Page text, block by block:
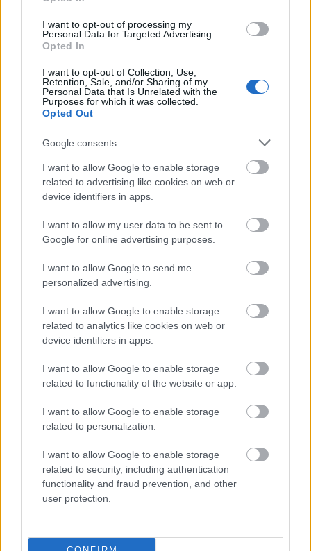
I want to opt-out of processing my
Personal Data for Targeted Advertising.
Opted In
I want to opt-out of Collection, Use,
Retention, Sale, and/or Sharing of my
Personal Data that Is Unrelated with the
Purposes for which it was collected.
Opted Out
Google consents
I want to allow Google to enable storage
related to advertising like cookies on web or
device identifiers in apps.
I want to allow my user data to be sent to
Google for online advertising purposes.
I want to allow Google to send me
personalized advertising.
I want to allow Google to enable storage
related to analytics like cookies on web or
device identifiers in apps.
I want to allow Google to enable storage
related to functionality of the website or app.
I want to allow Google to enable storage
related to personalization.
I want to allow Google to enable storage
related to security, including authentication
functionality and fraud prevention, and other
user protection.
«Το μάρκετινγκ των προϊόντων αυτών σήμερα
μοιάζει πολύ με αυτό που γνωρίσαμε πριν από 10
ατμίσματος στους νέους», δήλωσε ο Γόρχε Αλνταϊ,
διευθυντής της μη κυβερνητικής οργάνωσης κατά
του καπνίσματος STOP.
Στην έκθεσή του, ο ΠΟΥ καλεί τις χώρες να
ενισχύσουν άμεσα τανομοθετικά τους πλαίσια
την αντιμετώπιση του ζητήματος, επισημαίνοντας
ότι περίπου 160 χώρες δεν διαθέτουν ειδική
νομοθεσία για τηρύθμιση της πώλησης και
έχουν απαγορεύσει την πώλησή τους.
ΑΣΕΠ: Πιστοποίηση Αγγλικών σε
μόνο 2 ημέρες στα χέρια σας
ΑΣΕΠ: Εξ αποστάσεως η πιο Εύκολη
Πιστοποίηση Υπολογιστών σε 2
μέρες